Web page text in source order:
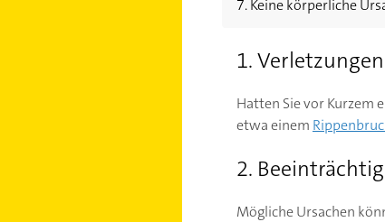
7. Keine körperliche
1. Verletzungen
Hatten Sie vor Kurzem
etwa einem
2.
Mögliche Ursachen